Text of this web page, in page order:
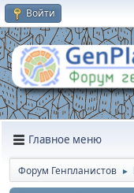
Войти
Главное меню
Форум Генпланистов ►